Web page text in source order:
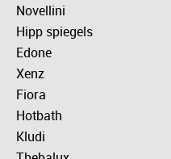
Novellini
Hipp spiegels
Edone
Xenz
Fiora
Hotbath
Kludi